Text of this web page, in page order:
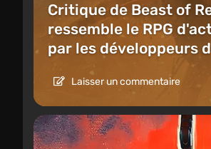
Critique de Beast of
ressemble le RPG
par les développeurs
Laisser un commentaire